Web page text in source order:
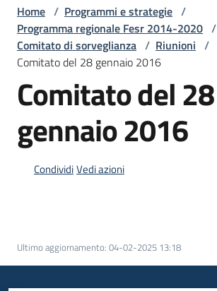
regionale -
Fesr
Novità
Programmi
Opportunità
Home / Programmi e strategie /
Programma regionale Fesr 2014-2020 /
Comitato di sorveglianza / Riunioni /
Comitato del 28 gennaio 2016
Comitato del 28
gennaio 2016
CondividiVedi azioni
Ultimo aggiornamento: 04-02-2025 13:18